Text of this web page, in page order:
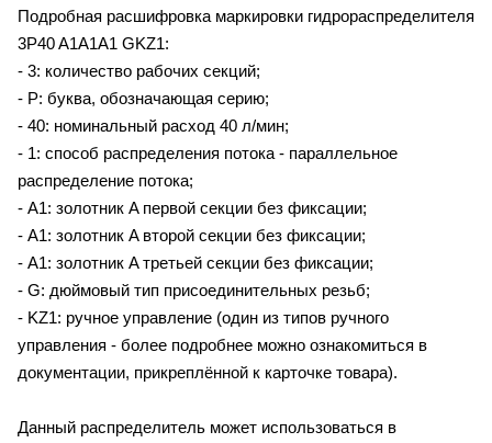
Подробная расшифровка маркировки гидрораспределителя
3P40 A1A1A1 GKZ1:
- 3: количество рабочих секций;
- P: буква, обозначающая серию;
- 40: номинальный расход 40 л/мин;
- 1: способ распределения потока - параллельное
распределение потока;
- A1: золотник A первой секции без фиксации;
- A1: золотник A второй секции без фиксации;
- A1: золотник A третьей секции без фиксации;
- G: дюймовый тип присоединительных резьб;
- KZ1: ручное управление (один из типов ручного
управления - более подробнее можно ознакомиться в
документации, прикреплённой к карточке товара).
Данный распределитель может использоваться в